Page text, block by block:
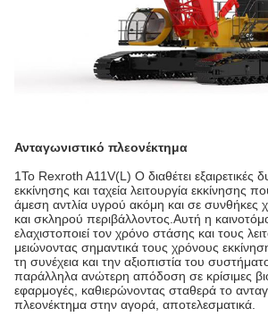
Ανταγωνιστικό πλεονέκτημα
1Το Rexroth A11V(L) O διαθέτει εξαιρετικές
εκκίνησης και ταχεία λειτουργία εκκίνησης
άμεση αντλία υγρού ακόμη και σε συνθήκες
και σκληρού περιβάλλοντος.Αυτή η
ελαχιστοποιεί τον χρόνο στάσης και τους
μειώνοντας σημαντικά τους χρόνους
τη συνέχεια και την αξιοπιστία του
παράλληλα ανώτερη απόδοση σε κρίσιμες
εφαρμογές, καθιερώνοντας σταθερά το
πλεονέκτημα στην αγορά, αποτελεσματικά.